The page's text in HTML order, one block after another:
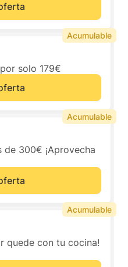
solo 179€
Acumulable
de 300€ ¡Aprovecha
Acumulable
quede con tu cocina!
Acumulable